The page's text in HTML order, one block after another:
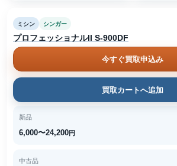
ミシン シンガー
プロフェッショナルII S-900DF
今すぐ買取申込み
買取カートへ追加
新品
6,000〜24,200円
中古品